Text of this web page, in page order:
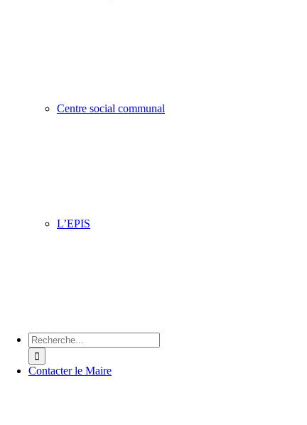
Centre social communal
L’EPIS
Chercher
:
Contacter le Maire